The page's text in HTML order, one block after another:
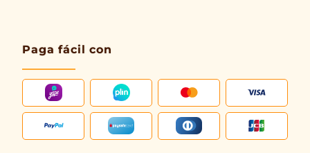
Paga fácil con